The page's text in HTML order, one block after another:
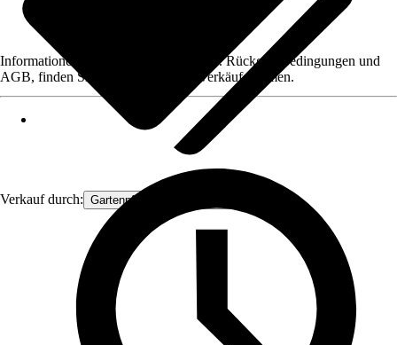
Verkauf durch: Gartenpflanzen Ammerland
Informationen des Verkäufers, wie z. B. Rückgabebedingungen und
AGB, finden Sie bei Klick auf den Verkäufernamen.